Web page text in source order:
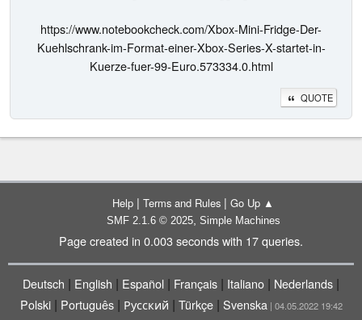
https://www.notebookcheck.com/Xbox-Mini-Fridge-Der-
Kuehlschrank-im-Format-einer-Xbox-Series-X-startet-in-
Kuerze-fuer-99-Euro.573334.0.html
QUOTE
Help | Terms and Rules | Go Up ▲
SMF 2.1.6 © 2025, Simple Machines
Page created in 0.003 seconds with 17 queries.
Deutsch | English | Español | Français | Italiano | Nederlands |
Polski| Português| Русский | Türkçe| Svenska | 04.05.2022 19:42